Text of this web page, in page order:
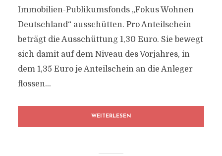
Immobilien-Publikumsfonds „Fokus Wohnen
Deutschland“ ausschütten. Pro Anteilschein
beträgt die Ausschüttung 1,30 Euro. Sie bewegt
sich damit auf dem Niveau des Vorjahres, in
dem 1,35 Euro je Anteilschein an die Anleger
flossen...
WEITERLESEN